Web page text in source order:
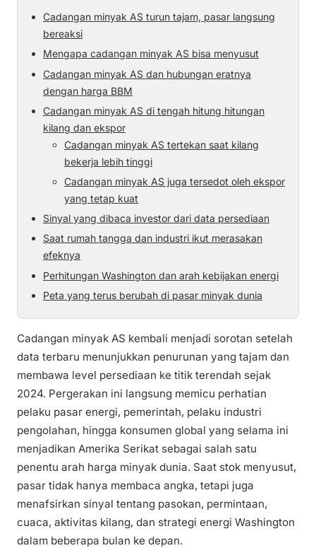
Cadangan minyak AS turun tajam, pasar langsung
bereaksi
Mengapa cadangan minyak AS bisa menyusut
Cadangan minyak AS dan hubungan eratnya
dengan harga BBM
Cadangan minyak AS di tengah hitung hitungan
kilang dan ekspor
Cadangan minyak AS tertekan saat kilang
bekerja lebih tinggi
Cadangan minyak AS juga tersedot oleh ekspor
yang tetap kuat
Sinyal yang dibaca investor dari data persediaan
Saat rumah tangga dan industri ikut merasakan
efeknya
Perhitungan Washington dan arah kebijakan energi
Peta yang terus berubah di pasar minyak dunia
Cadangan minyak AS kembali menjadi sorotan setelah
data terbaru menunjukkan penurunan yang tajam dan
membawa level persediaan ke titik terendah sejak
2024. Pergerakan ini langsung memicu perhatian
pelaku pasar energi, pemerintah, pelaku industri
pengolahan, hingga konsumen global yang selama ini
menjadikan Amerika Serikat sebagai salah satu
penentu arah harga minyak dunia. Saat stok menyusut,
pasar tidak hanya membaca angka, tetapi juga
menafsirkan sinyal tentang pasokan, permintaan,
cuaca, aktivitas kilang, dan strategi energi Washington
dalam beberapa bulan ke depan.